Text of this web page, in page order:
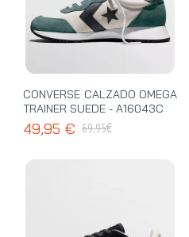
CONVERSE CALZADO OMEGA
TRAINER SUEDE - A16043C
49,95 € 69,95€